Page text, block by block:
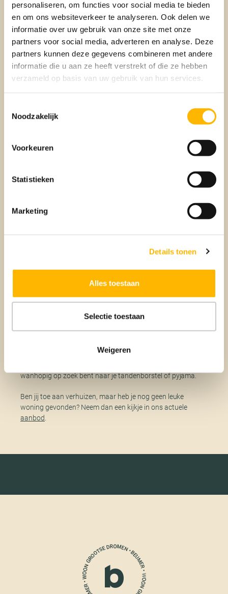
personaliseren, om functies voor social media te bieden
en om ons websiteverkeer te analyseren. Ook delen we
informatie over uw gebruik van onze site met onze
partners voor social media, adverteren en analyse. Deze
partners kunnen deze gegevens combineren met andere
informatie die u aan ze heeft verstrekt of die ze hebben
verzameld op basis van uw gebruik van hun services.
Noodzakelijk
Voorkeuren
Statistieken
Marketing
Details tonen
Alles toestaan
Selectie toestaan
Weigeren
Verhuisbedrijven kunnen snel volgeboekt zijn dus regel dit
op tijd. Als je zelf verhuist huur dan een ruime verhuiswagen
en zorg voor voldoende mankracht.
5. Verhuisdozen huren
verhuurbedrijven leveren de dozen bij je thuis af en halen ze
na de verhuizing weer op. Zo bespaar je jezelf geld en de
verhuizing.
6. Vul koffers en tassen
Gebruik koffers en sporttassen om spullen in te pakken. Dit
bespaart ruimte en maakt het vervoeren van kleding,
je dat als je je kleding oprolt je ruimte bespaart en je kleding
7. Maak een aparte doos voor je
belangrijke spullen
Zorg ervoor dat je een aparte doos hebt voor je meest
essentiële spullen, zoals belangrijke documenten,
deze doos duidelijk en hou hem binnen handbereik. Dit
wanhopig op zoek bent naar je tandenborstel of pyjama.
Ben jij toe aan verhuizen, maar heb je nog geen leuke
woning gevonden? Neem dan een kijkje in ons actuele
aanbod